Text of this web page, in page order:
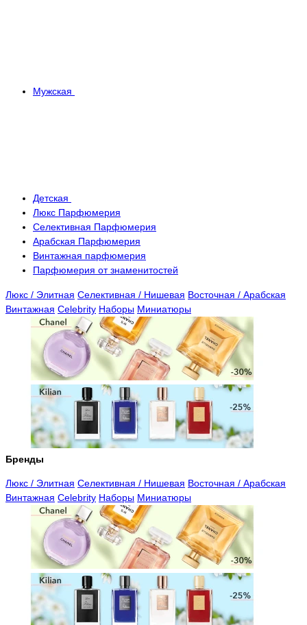
Мужская
Детская
Люкс Парфюмерия
Селективная Парфюмерия
Арабская Парфюмерия
Винтажная парфюмерия
Парфюмерия от знаменитостей
Люкс / Элитная Селективная / Нишевая Восточная / Арабская
Винтажная Celebrity Наборы Миниатюры
Бренды
Люкс / Элитная Селективная / Нишевая Восточная / Арабская
Винтажная Celebrity Наборы Миниатюры